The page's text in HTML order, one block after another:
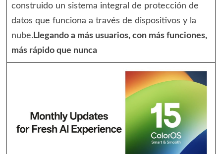
construido un sistema integral de protección de
datos que funciona a través de dispositivos y la
nube. Llegando a más usuarios, con más funciones,
más rápido que nunca